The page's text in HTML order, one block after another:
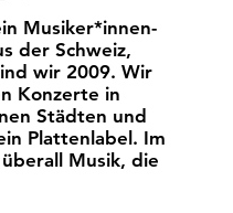
Musiker*innen-
der Schweiz,
wir 2009. Wir
Konzerte in
Städten und
Plattenlabel. Im
Musik, die